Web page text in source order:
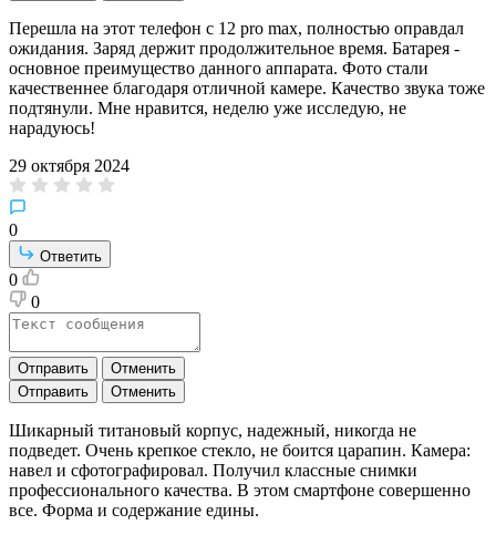
Перешла на этот телефон с 12 pro max, полностью оправдал
ожидания. Заряд держит продолжительное время. Батарея -
основное преимущество данного аппарата. Фото стали
качественнее благодаря отличной камере. Качество звука тоже
подтянули. Мне нравится, неделю уже исследую, не
нарадуюсь!
29 октября 2024
0
Ответить
0
0
Отправить
Отменить
Отправить
Отменить
Шикарный титановый корпус, надежный, никогда не
подведет. Очень крепкое стекло, не боится царапин. Камера:
навел и сфотографировал. Получил классные снимки
профессионального качества. В этом смартфоне совершенно
все. Форма и содержание едины.